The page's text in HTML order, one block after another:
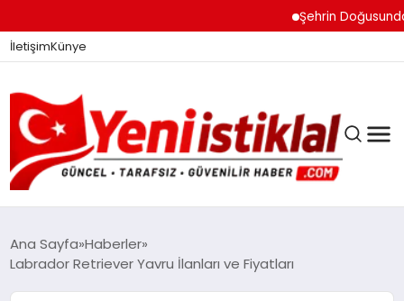
Şehrin Doğusundan
İletişimKünye
GÜNDEM
Ana Sayfa Haberler
Labrador Retriever Yavru İlanları ve Fiyatları